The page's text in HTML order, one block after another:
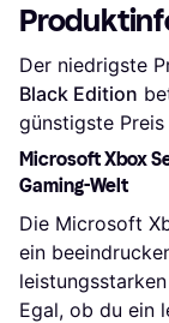
Der niedrigste
Black Edition
günstigste
Microsoft Xbox
Gaming-Welt
Die Microsoft
ein
Egal, ob du ein